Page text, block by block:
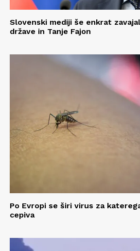
Slovenski mediji še enkrat
države in Tanje Fajon
Po Evropi se širi virus za
cepiva